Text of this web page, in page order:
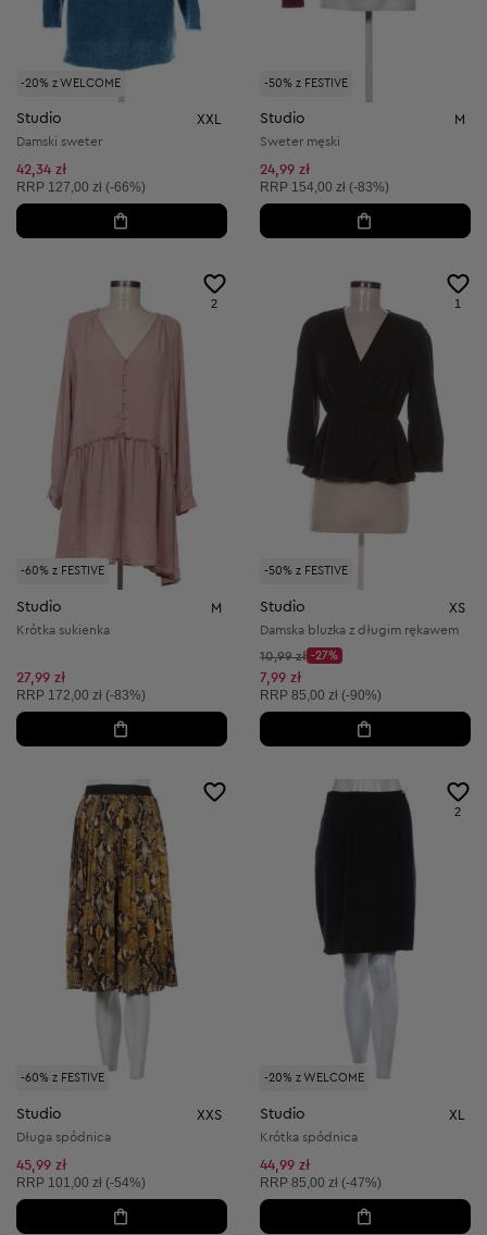
-20% z WELCOME
Studio XXL
Damski sweter
42,34 zł
Cena sugerowana:
RRP 127,00 zł (-66%)
-50% z FESTIVE
Studio M
Sweter męski
24,99 zł
Cena sugerowana:
RRP 154,00 zł (-83%)
-60% z FESTIVE
2
Studio M
Krótka sukienka
27,99 zł
Cena sugerowana:
RRP 172,00 zł (-83%)
-50% z FESTIVE
1
Studio XS
Damska bluzka z długim rękawem
Cena początkowa:
10,99 zł
Discount Price:
-27%
Obniżona cena:
7,99 zł
Cena sugerowana:
RRP 85,00 zł (-90%)
-60% z FESTIVE
Studio XXS
Długa spódnica
45,99 zł
Cena sugerowana:
RRP 101,00 zł (-54%)
-20% z WELCOME
2
Studio XL
Krótka spódnica
44,99 zł
Cena sugerowana:
RRP 85,00 zł (-47%)